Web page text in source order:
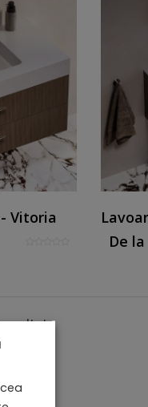
Vitoria
De la
și Funcționalitate
ce îmbină